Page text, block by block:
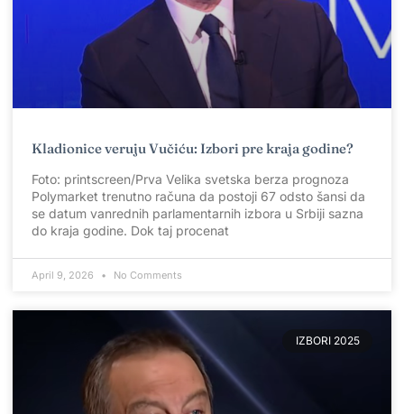
Kladionice veruju Vučiću: Izbori pre kraja godine?
Foto: printscreen/Prva Velika svetska berza prognoza
Polymarket trenutno računa da postoji 67 odsto šansi da
se datum vanrednih parlamentarnih izbora u Srbiji sazna
do kraja godine. Dok taj procenat
April 9, 2026 No Comments
IZBORI 2025